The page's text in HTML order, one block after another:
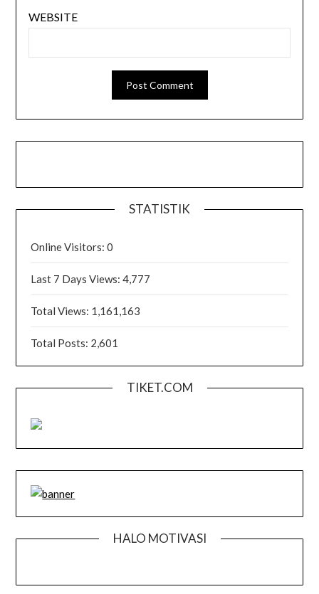
WEBSITE
STATISTIK
Online Visitors:0
Last 7 Days Views:4,777
Total Views: 1,161,163
Total Posts: 2,601
TIKET.COM
HALO MOTIVASI